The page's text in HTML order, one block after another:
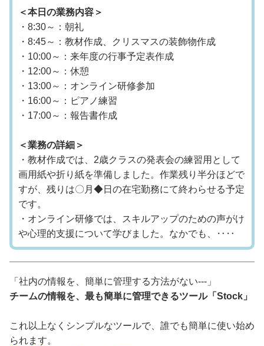
＜本日の業務内容＞
・8:30～：朝礼
・8:45～：教材作成、クリスマスの装飾物作成
・10:00～：来年度の行事予定表作成
・12:00～：休憩
・13:00～：オンライン研修参加
・16:00～：ピアノ練習
・17:00～：報告書作成
＜業務の詳細＞
・教材作成では、2歳クラスの発表会の練習用として
画用紙や折り紙を準備しました。作業残り半分ほどで
すが、残りは〇月◆日の在宅勤務にて終わらせる予定
です。
・オンライン研修では、スキルアップのための声がけ
や心理的支援について学びました。なかでも、‥‥
「社内の情報を、簡単に管理する方法がない---」
チームの情報を、最も簡単に管理できるツール「Stock」
これ以上なくシンプルなツールで、誰でも簡単に使い始め
られます。